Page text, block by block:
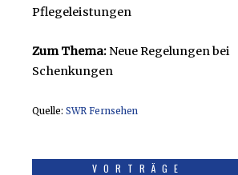
Pflegeleistungen
Zum Thema: Neue Regelungen bei
Schenkungen
Quelle: SWR Fernsehen
VORTRÄGE